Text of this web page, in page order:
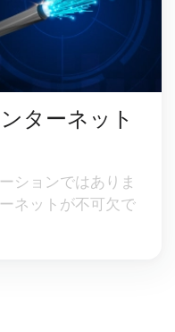
ションではありま
ネットが不可欠で